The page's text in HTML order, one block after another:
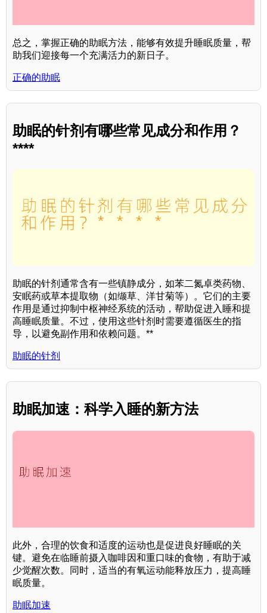
总之，掌握正确的助眠方法，能够有效提升睡眠质量，帮
助我们迎接每一个充满活力的新日子。
正确的助眠
助眠的针剂有哪些常见成分和作用？
****
助眠的针剂通常含有一些镇静成分，如苯二氮卓类药物、
安眠药或草本提取物（如缬草、洋甘菊等）。它们的主要
作用是通过抑制中枢神经系统的活动，帮助促进入睡和提
高睡眠质量。不过，使用这些针剂时需要遵循医生的指
导，以避免副作用和依赖问题。**
助眠的针剂
助眠加速：科学入睡的新方法
此外，合理的饮食和适度的运动也是促进良好睡眠的关
键。避免在临睡前摄入咖啡因和重口味的食物，有助于减
少觉醒次数。同时，适当的有氧运动能释放压力，提高睡
眠质量。
助眠加速